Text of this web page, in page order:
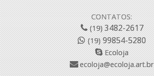
CONTATOS:
(19)3482-2617
(19)99854-5280
Ecoloja
ecoloja@ecoloja.art.br